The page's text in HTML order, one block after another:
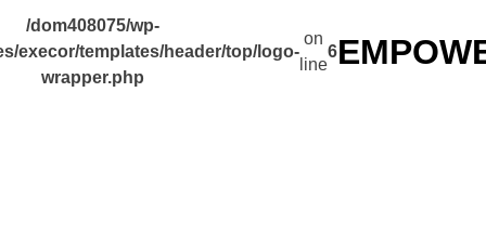
/dom408075/wp-
execor/templates/header/top/logo-
wrapper.php
on
line
6